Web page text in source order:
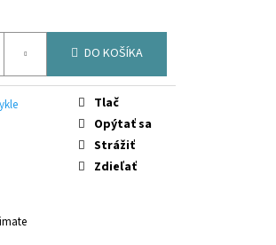
DO KOŠÍKA
Tlač
Opýtať sa
Strážiť
Zdieľať